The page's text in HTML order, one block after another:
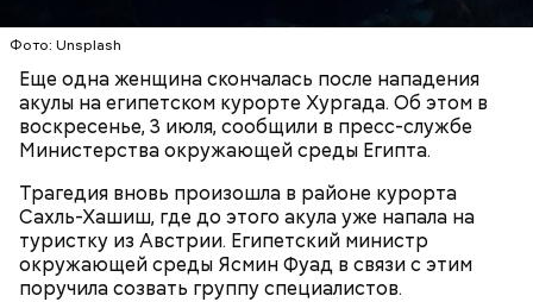
Фото: Unsplash
Еще одна женщина скончалась после нападения
акулы на египетском курорте Хургада. Об этом в
воскресенье, 3 июля, сообщили в пресс-службе
Министерства окружающей среды Египта.
Трагедия вновь произошла в районе курорта
Сахль-Хашиш, где до этого акула уже напала на
туристку из Австрии. Египетский министр
окружающей среды Ясмин Фуад в связи с этим
поручила созвать группу специалистов.
Гид отметил, что еще далеко не все туристические
маршруты проложены, пока это больше похоже на
эксперимент. Бабич заверил, что туристам не стоит
беспокоиться насчет риска получить опасную дозу
радиации.
— Но передвижение стрелок часов никак не
решает насущных проблем вооружения и экологии.
Лишний повод задуматься об экологии